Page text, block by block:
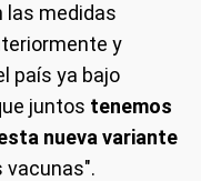
las medidas
y
país ya bajo
juntos tenemos
nueva variante